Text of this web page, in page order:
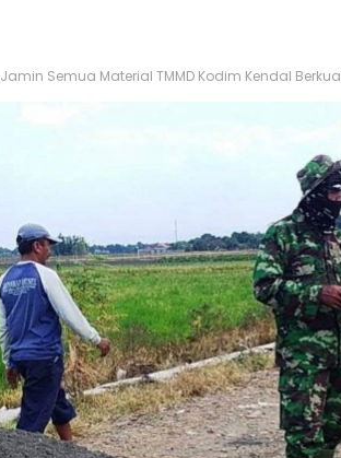
Jamin Semua Material TMMD Kodim Kendal